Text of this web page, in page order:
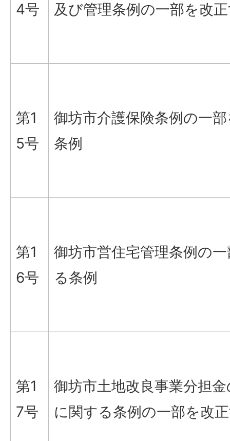
4号
及び管理条例の一部を改
第1
5号
御坊市介護保険条例の一
条例
第1
6号
御坊市営住宅管理条例の
る条例
第1
7号
御坊市土地改良事業分担
に関する条例の一部を改